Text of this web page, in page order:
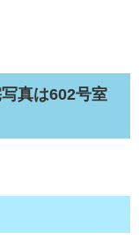
真は602号室